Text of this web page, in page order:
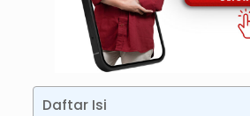
Daftar Isi